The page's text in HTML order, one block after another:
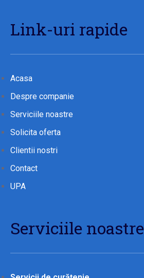
Link-uri rapide
Acasa
Despre companie
Serviciile noastre
Solicita oferta
Clientii nostri
Contact
UPA
Serviciile noastre